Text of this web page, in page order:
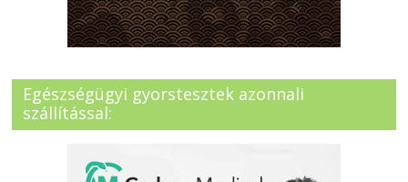
Egészségügyi gyorstesztek azonnali
szállítással: